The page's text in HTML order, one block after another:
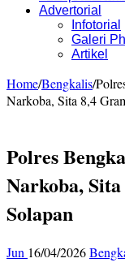
Advertorial
Infotorial
Galeri
Artikel
Home/Bengkalis/
Narkoba, Sita 8,4
Polres
Narkoba,
Solapan
Jun 16/04/2026